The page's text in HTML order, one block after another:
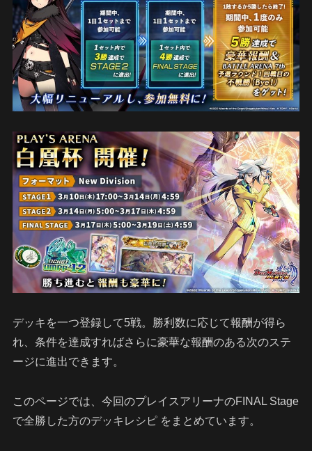
デッキを一つ登録して5戦。勝利数に応じて報酬が得ら
れ、条件を達成すればさらに豪華な報酬のある次のステ
ージに進出できます。
このページでは、今回のプレイスアリーナのFINAL Stage
で全勝した方のデッキレシピ をまとめています。